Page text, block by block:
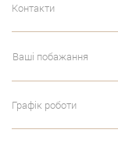
Контакти
Ваші побажання
Графік роботи